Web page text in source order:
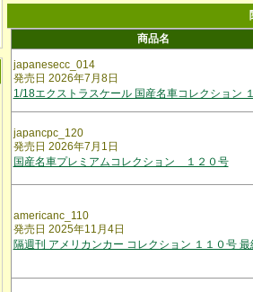
商品名
japanesecc_014
発売日 2026年7月8日
1/18エクストラスケール 国産名車コレクション
japancpc_120
発売日 2026年7月1日
国産名車プレミアムコレクション １２０号
americanc_110
発売日 2025年11月4日
隔週刊 アメリカンカー コレクション １１０号 最